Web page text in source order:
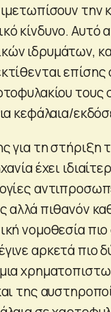
την
κίνδυνο.
ιδρυμάτων,
τους
κεφάλαια/
για τη
έχει
αλλά πιθανόν
νομοθεσία
αρκετά πιο
της